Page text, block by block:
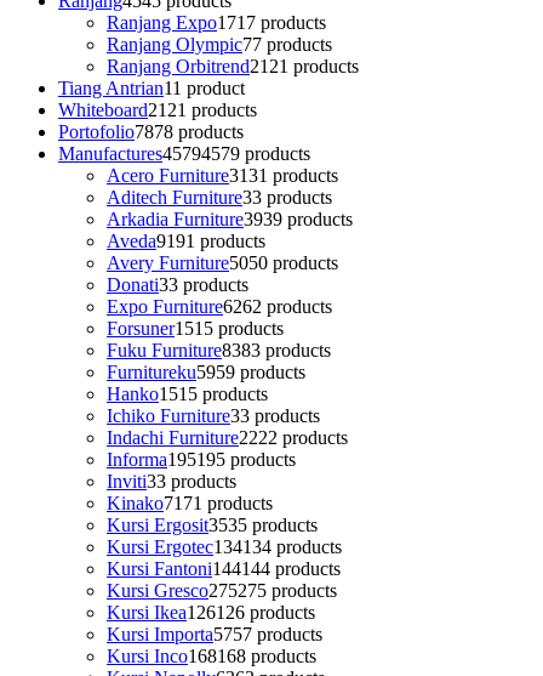
Ranjang Expo1717 products
Ranjang Olympic77 products
Ranjang Orbitrend21 21 products
Tiang Antrian11 product
Whiteboard21 21 products
Portofolio7878 products
Manufactures45794579 products
Acero Furniture3131 products
Aditech Furniture33 products
Arkadia Furniture3939 products
Aveda9191 products
Avery Furniture5050 products
Donati33 products
Expo Furniture6262 products
Forsuner1515 products
Fuku Furniture8383 products
Furnitureku5959 products
Hanko1515 products
Ichiko Furniture33 products
Indachi Furniture2222 products
Informa195195 products
Inviti33 products
Kinako71 71 products
Kursi Ergosit3535 products
Kursi Ergotec134134 products
Kursi Fantoni144144 products
Kursi Gresco275275 products
Kursi Ikea126126 products
Kursi Importa5757 products
Kursi Inco168168 products